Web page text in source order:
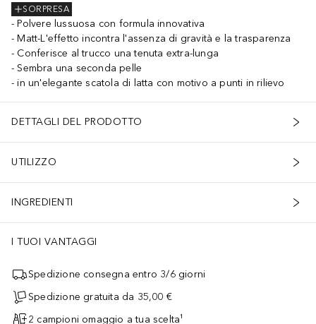
SORPRESA
Polvere lussuosa con formula innovativa
Matt-L'effetto incontra l'assenza di gravità e la trasparenza
Conferisce al trucco una tenuta extra-lunga
Sembra una seconda pelle
in un'elegante scatola di latta con motivo a punti in rilievo
DETTAGLI DEL PRODOTTO
UTILIZZO
INGREDIENTI
I TUOI VANTAGGI
Spedizione consegna entro 3/6 giorni
Spedizione gratuita da 35,00 €
2 campioni omaggio a tua scelta¹